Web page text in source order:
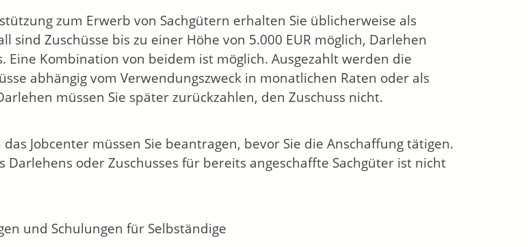
zum Erwerb von Sachgütern erhalten Sie üblicherweise als
sind Zuschüsse bis zu einer Höhe von 5.000 EUR möglich, Darlehen
Eine Kombination von beidem ist möglich. Ausgezahlt werden die
abhängig vom Verwendungszweck in monatlichen Raten oder als
müssen Sie später zurückzahlen, den Zuschuss nicht.
Jobcenter müssen Sie beantragen, bevor Sie die Anschaffung tätigen.
Darlehens oder Zuschusses für bereits angeschaffte Sachgüter ist nicht
und Schulungen für Selbständige